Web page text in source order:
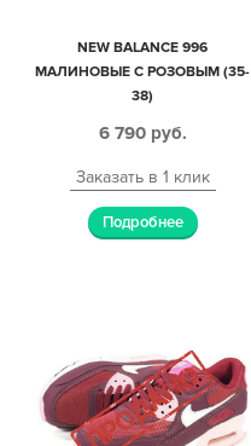
NEW BALANCE 996
МАЛИНОВЫЕ С РОЗОВЫМ (35-
38)
6 790 руб.
Заказать в 1 клик
Подробнее